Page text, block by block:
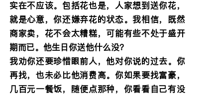
实在不应该。包括花也是，人家想到送你花，
就是心意，你还嫌弃花的状态。我相信，既然
商家卖，花不会太糟糕，可能有些不处于盛开
期而已。他生日你送他什么没？
我劝你还要珍惜眼前人，他对你说的过去。你
再找，也未必比他消费高。你如果要找富豪，
几百元一餐饭，随便点那种，你看看自己有没